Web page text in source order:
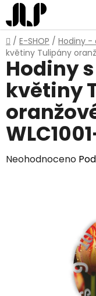
Přejít
na
obsah
Domů
/ E-SHOP / Hodiny -
květiny Tulipány
Hodiny
květiny
Průměrné
Neohodnoceno